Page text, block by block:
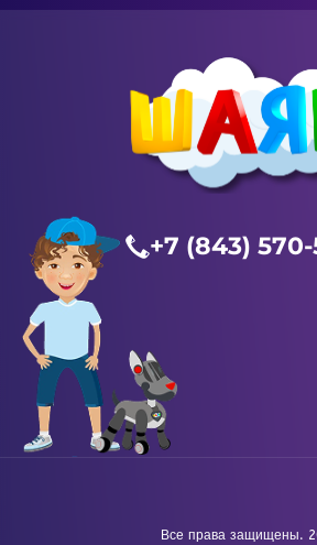
+7 (843)
Все права защищены.